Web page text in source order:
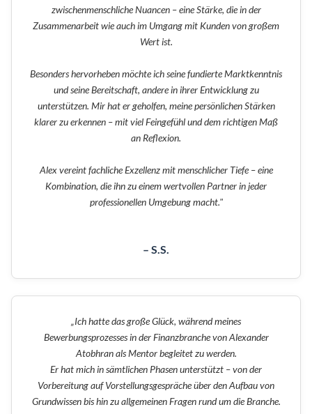
zwischenmenschliche Nuancen – eine Stärke, die in der
Zusammenarbeit wie auch im Umgang mit Kunden von großem
Wert ist.
Besonders hervorheben möchte ich seine fundierte Marktkenntnis
und seine Bereitschaft, andere in ihrer Entwicklung zu
unterstützen. Mir hat er geholfen, meine persönlichen Stärken
klarer zu erkennen – mit viel Feingefühl und dem richtigen Maß
an Reflexion.
Alex vereint fachliche Exzellenz mit menschlicher Tiefe – eine
Kombination, die ihn zu einem wertvollen Partner in jeder
professionellen Umgebung macht."
– S.S.
„Ich hatte das große Glück, während meines
Bewerbungsprozesses in der Finanzbranche von Alexander
Atobhran als Mentor begleitet zu werden.
Er hat mich in sämtlichen Phasen unterstützt – von der
Vorbereitung auf Vorstellungsgespräche über den Aufbau von
Grundwissen bis hin zu allgemeinen Fragen rund um die Branche.